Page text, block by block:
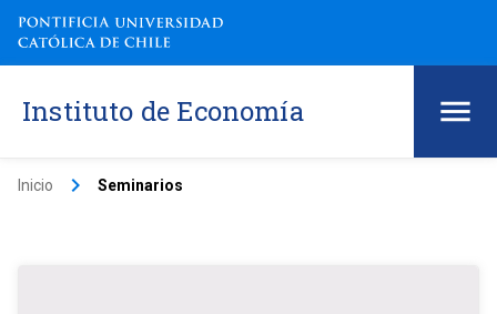
Instituto de Economía
Inicio keyboard_arrow_right Seminarios